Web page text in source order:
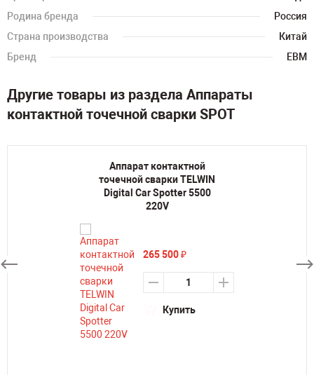
Родина бренда
Россия
Страна производства
Китай
Бренд
ЕВМ
Другие товары из раздела Аппараты
контактной точечной сварки SPOT
Аппарат контактной
точечной сварки TELWIN
Digital Car Spotter 5500
220V
265 500₽
Купить